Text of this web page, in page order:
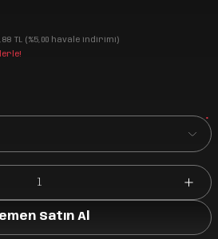
TL (%5,00 havale indirimi)
*
Satın Al